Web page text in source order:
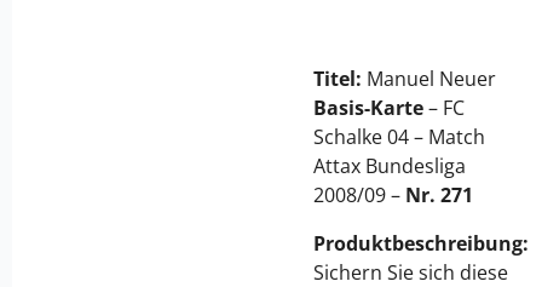
Titel: Manuel Neuer
Basis-Karte– FC
Schalke 04 – Match
Attax Bundesliga
2008/09 – Nr. 271
Produktbeschreibung:
Sichern Sie sich diese